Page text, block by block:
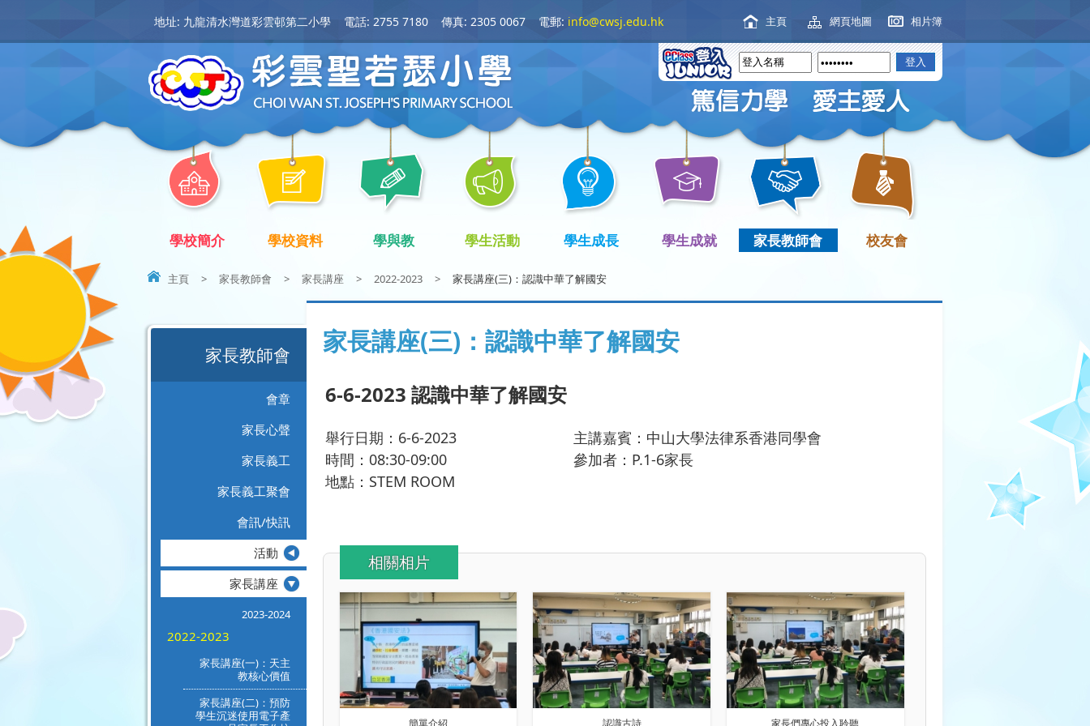
地址: 九龍清水灣道彩雲邨第二小學 電話: 2755 7180 傳真: 2305 0067 電郵: info@cwsj.edu.hk 主頁 網頁地圖 相片簿
學校簡介 學校資料 學與教 學生活動 學生成長 學生成就 家長教師會 校友會
主頁 > 家長教師會 > 家長講座 > 2022-2023 > 家長講座(三)：認識中華了解國安
家長講座(三)：認識中華了解國安
6-6-2023 認識中華了解國安
舉行日期：6-6-2023
主講嘉賓：中山大學法律系香港同學會
時間：08:30-09:00
參加者：P.1-6家長
地點：STEM ROOM
相關相片
家長教師會
會章
家長心聲
家長義工
家長義工聚會
會訊/快訊
活動
家長講座
2023-2024
2022-2023
家長講座(一)：天主
教核心價值
家長講座(二)：預防
學生沉迷使用電子產